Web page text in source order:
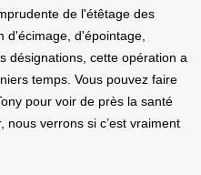
de l'étêtage des
d'écimage, d'épointage,
désignations, cette opération a
temps. Vous pouvez faire
pour voir de près la santé
nous verrons si c’est vraiment